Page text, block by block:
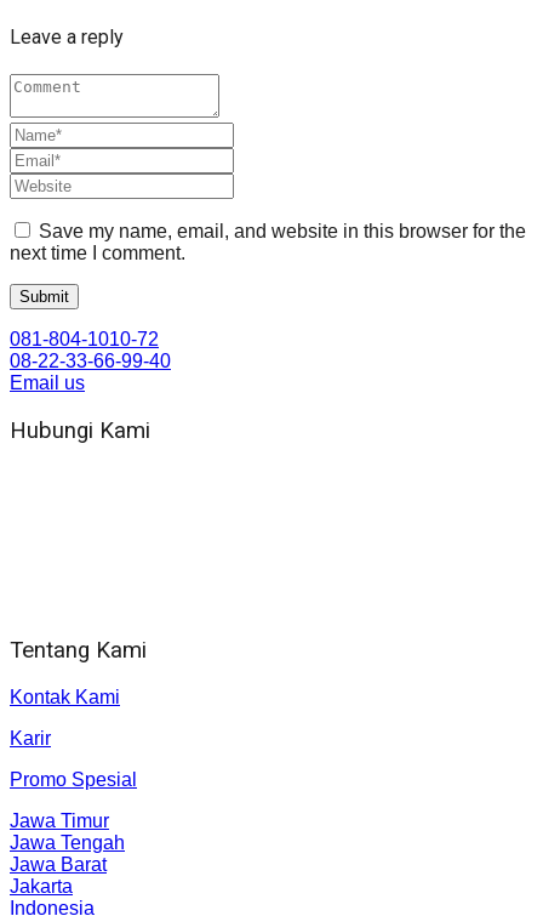
Leave a reply
Save my name, email, and website in this browser for the
next time I comment.
081-804-1010-72
08-22-33-66-99-40
Email us
Hubungi Kami
Tentang Kami
Kontak Kami
Karir
Promo Spesial
Jawa Timur
Jawa Tengah
Jawa Barat
Jakarta
Indonesia